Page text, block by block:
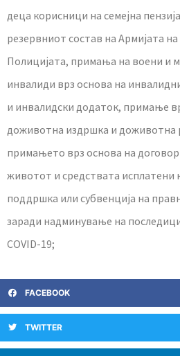
деца корисници на семејна
резервниот состав на Армијата
Полицијата, примања на воени и
инвалиди врз основа на
и инвалидски додаток, примање
доживотна издршка и доживотна
примањето врз основа на
животот и средствата исплатени
поддршка или субвенција на
заради надминување на
COVID-19;
FACEBOOK
TWITTER